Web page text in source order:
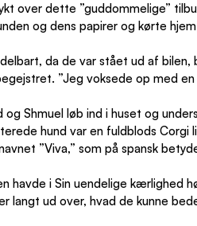
over dette ”guddommelige”
og dens papirer og kørte
da de var stået ud af
”Jeg voksede op med
og Shmuel løb ind i huset og
hund var en fuldblods Corgi
”Viva,” som på spansk
havde i Sin uendelige kærlighed
langt ud over, hvad de kunne